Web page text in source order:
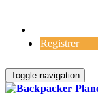
Registrer
Toggle navigation